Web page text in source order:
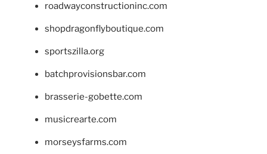
roadwayconstructioninc.com
shopdragonflyboutique.com
sportszilla.org
batchprovisionsbar.com
brasserie-gobette.com
musicrearte.com
morseysfarms.com